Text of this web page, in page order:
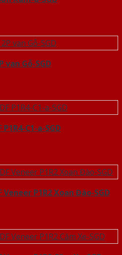
van Gỗ-SGD
C1-a-SGD
Veneer P1R2 Xoan Đào-SGD